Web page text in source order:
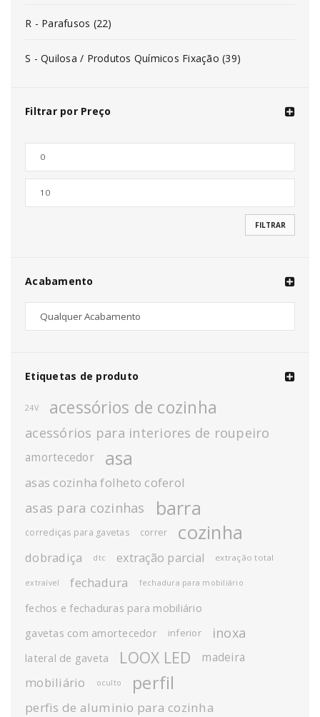
R - Parafusos (22)
S - Quilosa / Produtos Químicos Fixação (39)
Filtrar por Preço
FILTRAR
Acabamento
Etiquetas de produto
24V acessórios de cozinha
acessórios para interiores de roupeiro
amortecedor asa
asas cozinha folheto coferol
asas para cozinhas barra
corrediças para gavetas correr cozinha
dobradiça dtc extração parcial extração total
extraível fechadura fechadura para mobiliário
fechos e fechaduras para mobiliário
gavetas com amortecedor
inferior inoxa
lateral de gaveta LOOX LED madeira
mobiliário oculto perfil
perfis de aluminio para cozinha